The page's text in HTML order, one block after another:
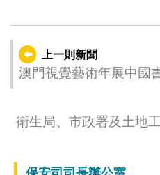
上一則新聞
澳門視覺藝術年展中國
衛生局、市政署及土地